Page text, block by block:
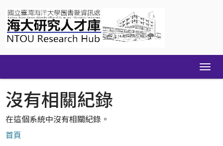
navigation
沒有相關紀錄
在這個系統中沒有相關紀錄。
首頁